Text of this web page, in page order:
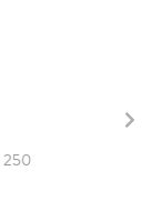
250